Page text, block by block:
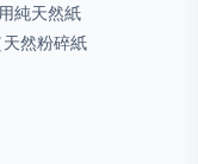
純天然紙
然粉碎紙